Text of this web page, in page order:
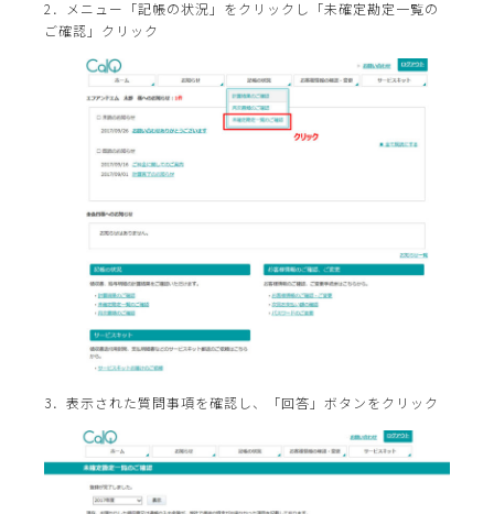
2．メニュー「記帳の状況」をクリックし「未確定勘定一覧の
ご確認」クリック
3．表示された質問事項を確認し、「回答」ボタンをクリック